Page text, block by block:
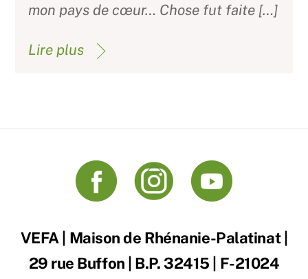
mon pays de cœur… Chose fut faite […]
Lire plus
Back
To
VEFA | Maison de Rhénanie-Palatinat |
29 rue Buffon | B.P. 32415 | F-21024